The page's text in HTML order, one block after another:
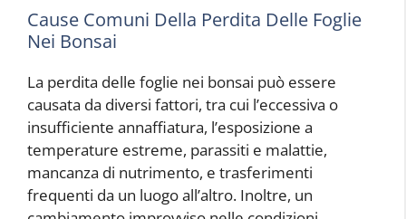
Cause Comuni Della Perdita Delle Foglie
Nei Bonsai
La perdita delle foglie nei bonsai può essere
causata da diversi fattori, tra cui l’eccessiva o
insufficiente annaffiatura, l’esposizione a
temperature estreme, parassiti e malattie,
mancanza di nutrimento, e trasferimenti
frequenti da un luogo all’altro. Inoltre, un